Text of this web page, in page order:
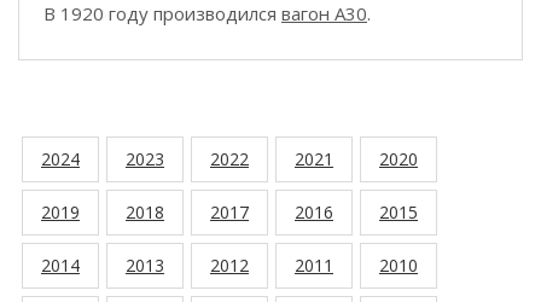
В 1920 году производился вагон A30.
2024 2023 2022 2021 2020
2019 2018 2017 2016 2015
2014 2013 2012 2011 2010